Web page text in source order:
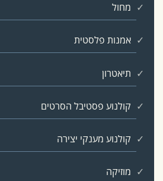
מחול
אמנות פלסטית
תיאטרון
קולנוע פסטיבל הסרטים
קולנוע מענקי יצירה
מוזיקה